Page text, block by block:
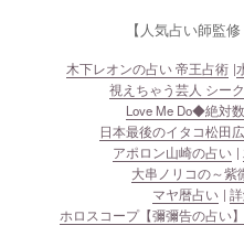
【人気占い師監
木下レオンの占い 帝王占術
視えちゃう芸人 シー
Love Me Do◆絶対数
日本最後のイタコ松田
アポロン山崎の占い
大串ノリコの～紫
マヤ暦占い
ホロスコープ【彌彌告の占い】